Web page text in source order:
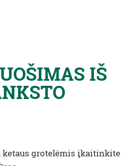
IŠ
ketaus grotelėmis įkaitinkite